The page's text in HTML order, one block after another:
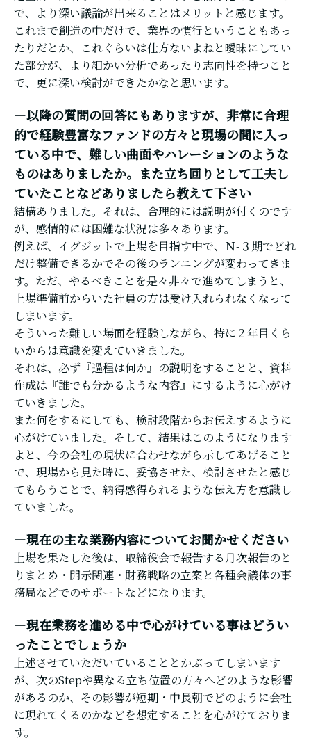
で、より深い議論が出来ることはメリットと感じます。
これまで創造の中だけで、業界の慣行ということもあっ
たりだとか、これぐらいは仕方ないよねと曖昧にしてい
た部分が、より細かい分析であったり志向性を持つこと
で、更に深い検討ができたかなと思います。
－以降の質問の回答にもありますが、非常に合理
的で経験豊富なファンドの方々と現場の間に入っ
ている中で、難しい曲面やハレーションのような
ものはありましたか。また立ち回りとして工夫し
ていたことなどありましたら教えて下さい
結構ありました。それは、合理的には説明が付くのです
が、感情的には困難な状況は多々あります。
例えば、イグジットで上場を目指す中で、Ｎ-３期でどれ
だけ整備できるかでその後のランニングが変わってきま
す。ただ、やるべきことを是々非々で進めてしまうと、
上場準備前からいた社員の方は受け入れられなくなって
しまいます。
そういった難しい場面を経験しながら、特に２年目くら
いからは意識を変えていきました。
それは、必ず『過程は何か』の説明をすることと、資料
作成は『誰でも分かるような内容』にするように心がけ
ていきました。
また何をするにしても、検討段階からお伝えするように
心がけていました。そして、結果はこのようになります
よと、今の会社の現状に合わせながら示してあげること
で、現場から見た時に、妥協させた、検討させたと感じ
てもらうことで、納得感得られるような伝え方を意識し
ていました。
－現在の主な業務内容についてお聞かせください
上場を果たした後は、取締役会で報告する月次報告のと
りまとめ・開示関連・財務戦略の立案と各種会議体の事
務局などでのサポートなどになります。
－現在業務を進める中で心がけている事はどうい
ったことでしょうか
上述させていただいていることとかぶってしまいます
が、次のStepや異なる立ち位置の方々へどのような影響
があるのか、その影響が短期・中長朝でどのように会社
に現れてくるのかなどを想定することを心がけておりま
す。